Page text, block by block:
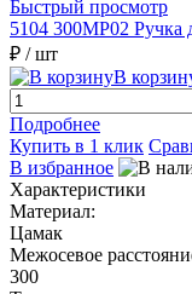
Быстрый просмотр
5104 300MP02 Ручка
₽ / шт
В
Подробнее
Купить в 1 клик
В избранное
Характеристики
Материал:
Цамак
Межосевое
300